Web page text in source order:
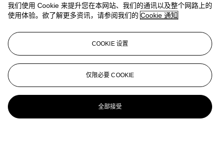
我们使用 Cookie 来提升您在本网站、我们的通讯以及整个网路上的
使用体验。欲了解更多资讯，请参阅我们的 Cookie 通知
COOKIE 设置
仅限必要 COOKIE
全部接受